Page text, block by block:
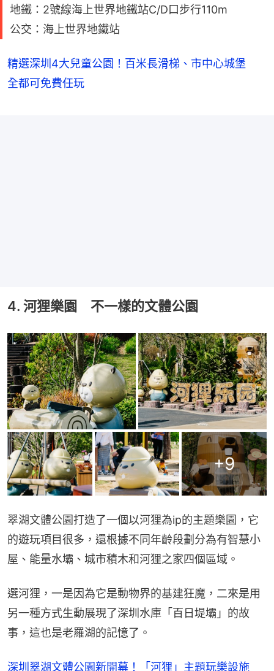
地鐵：2號線海上世界地鐵站C/D口步行110m
公交：海上世界地鐵站
精選深圳4大兒童公園！百米長滑梯、市中心城堡
全都可免費任玩
4. 河狸樂園 不一樣的文體公園
+9
翠湖文體公園打造了一個以河狸為ip的主題樂園，它
的遊玩項目很多，還根據不同年齡段劃分為有智慧小
屋、能量水壩、城市積木和河狸之家四個區域。
選河狸，一是因為它是動物界的基建狂魔，二來是用
另一種方式生動展現了深圳水庫「百日堤壩」的故
事，這也是老羅湖的記憶了。
深圳翠湖文體公園新開幕！「河狸」主題玩樂設施